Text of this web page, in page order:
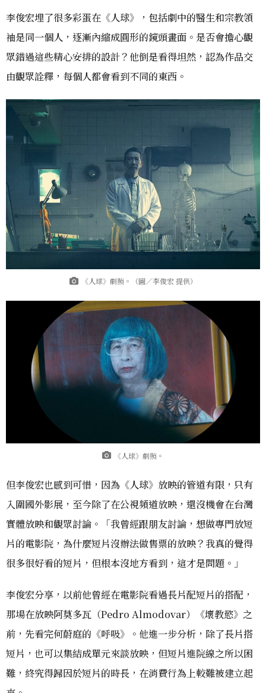
李俊宏埋了很多彩蛋在《人球》，包括劇中的醫生和宗教領
袖是同一個人，逐漸內縮成圓形的鏡頭畫面。是否會擔心觀
眾錯過這些精心安排的設計？他倒是看得坦然，認為作品交
由觀眾詮釋，每個人都會看到不同的東西。
《人球》劇照。（圖／李俊宏 提供）
《人球》劇照。
但李俊宏也感到可惜，因為《人球》放映的管道有限，只有
入圍國外影展，至今除了在公視頻道放映，還沒機會在台灣
實體放映和觀眾討論。「我曾經跟朋友討論，想做專門放短
片的電影院，為什麼短片沒辦法做售票的放映？我真的覺得
很多很好看的短片，但根本沒地方看到，這才是問題。」
李俊宏分享，以前他曾經在電影院看過長片配短片的搭配，
那場在放映阿莫多瓦（Pedro Almodovar）《壞教慾》之
前，先看完何蔚庭的《呼吸》。他進一步分析，除了長片搭
短片，也可以集結成單元來談放映，但短片進院線之所以困
難，終究得歸因於短片的時長，在消費行為上較難被建立起